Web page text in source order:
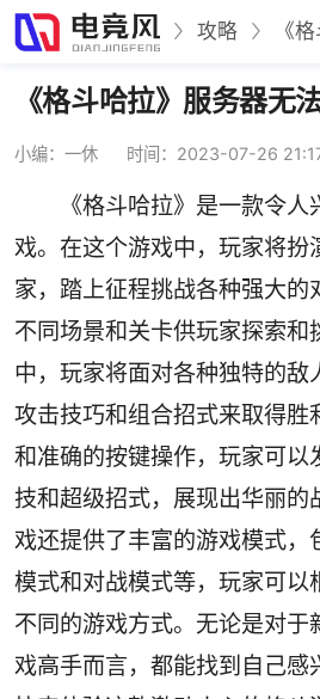
攻略
《格斗哈拉》服务器无
小编：一休 时间：2023-07-26
《格斗哈拉》是一款令
戏。在这个游戏中，玩家将扮
家，踏上征程挑战各种强大的
不同场景和关卡供玩家探索和
中，玩家将面对各种独特的敌
攻击技巧和组合招式来取得胜
和准确的按键操作，玩家可以
技和超级招式，展现出华丽的
戏还提供了丰富的游戏模式，
模式和对战模式等，玩家可以
不同的游戏方式。无论是对于
戏高手而言，都能找到自己感